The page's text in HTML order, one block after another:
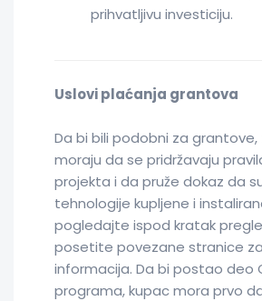
prihvatljivu investiciju.
Uslovi plaćanja grantova
Da bi bili podobni za
moraju da se pridržavaju
projekta i da pruže dokaz da
tehnologije kupljene i
pogledajte ispod kratak
posetite povezane stranice
informacija. Da bi postao deo
programa, kupac mora prvo